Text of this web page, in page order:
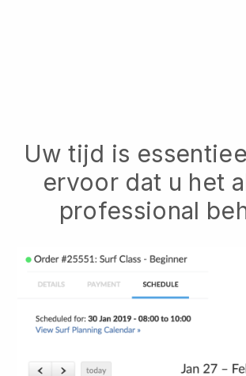
Uw tijd is
ervoor dat u het
professional